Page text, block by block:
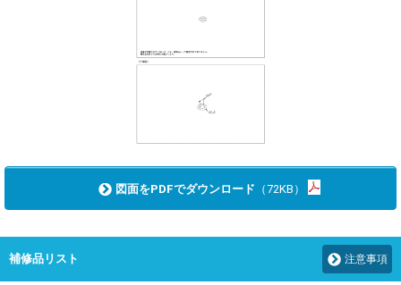
図面をPDFでダウンロード （72KB）
補修品リスト 注意事項